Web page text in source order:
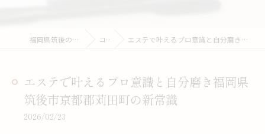
福岡県筑後のエステならLuce コラム エステで叶えるプロ意識と自分磨き福岡県筑後市京都郡苅田町の新常識
エステで叶えるプロ意識と自分磨き福岡県
筑後市京都郡苅田町の新常識
2026/02/23